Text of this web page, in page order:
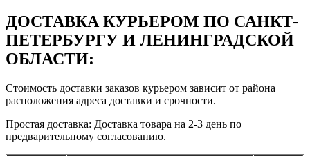
ДОСТАВКА КУРЬЕРОМ ПО САНКТ-
ПЕТЕРБУРГУ И ЛЕНИНГРАДСКОЙ
ОБЛАСТИ:
Стоимость доставки заказов курьером зависит от района
расположения адреса доставки и срочности.
Простая доставка: Доставка товара на 2-3 день по
предварительному согласованию.